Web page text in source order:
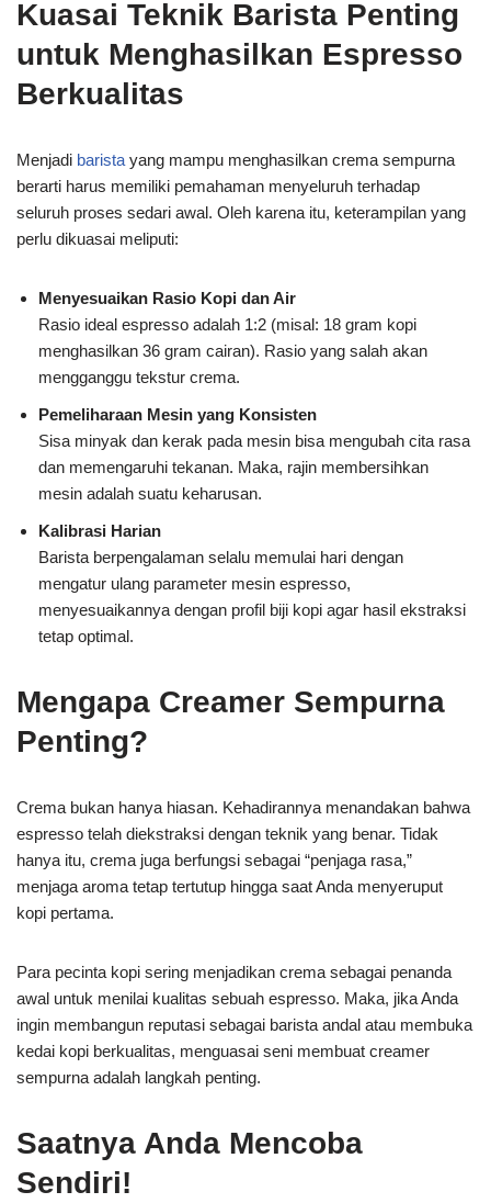
Kuasai Teknik Barista Penting
untuk Menghasilkan Espresso
Berkualitas
Menjadi barista yang mampu menghasilkan crema sempurna
berarti harus memiliki pemahaman menyeluruh terhadap
seluruh proses sedari awal. Oleh karena itu, keterampilan yang
perlu dikuasai meliputi:
Menyesuaikan Rasio Kopi dan Air
Rasio ideal espresso adalah 1:2 (misal: 18 gram kopi
menghasilkan 36 gram cairan). Rasio yang salah akan
mengganggu tekstur crema.
Pemeliharaan Mesin yang Konsisten
Sisa minyak dan kerak pada mesin bisa mengubah cita rasa
dan memengaruhi tekanan. Maka, rajin membersihkan
mesin adalah suatu keharusan.
Kalibrasi Harian
Barista berpengalaman selalu memulai hari dengan
mengatur ulang parameter mesin espresso,
menyesuaikannya dengan profil biji kopi agar hasil ekstraksi
tetap optimal.
Mengapa Creamer Sempurna
Penting?
Crema bukan hanya hiasan. Kehadirannya menandakan bahwa
espresso telah diekstraksi dengan teknik yang benar. Tidak
hanya itu, crema juga berfungsi sebagai “penjaga rasa,”
menjaga aroma tetap tertutup hingga saat Anda menyeruput
kopi pertama.
Para pecinta kopi sering menjadikan crema sebagai penanda
awal untuk menilai kualitas sebuah espresso. Maka, jika Anda
ingin membangun reputasi sebagai barista andal atau membuka
kedai kopi berkualitas, menguasai seni membuat creamer
sempurna adalah langkah penting.
Saatnya Anda Mencoba
Sendiri!